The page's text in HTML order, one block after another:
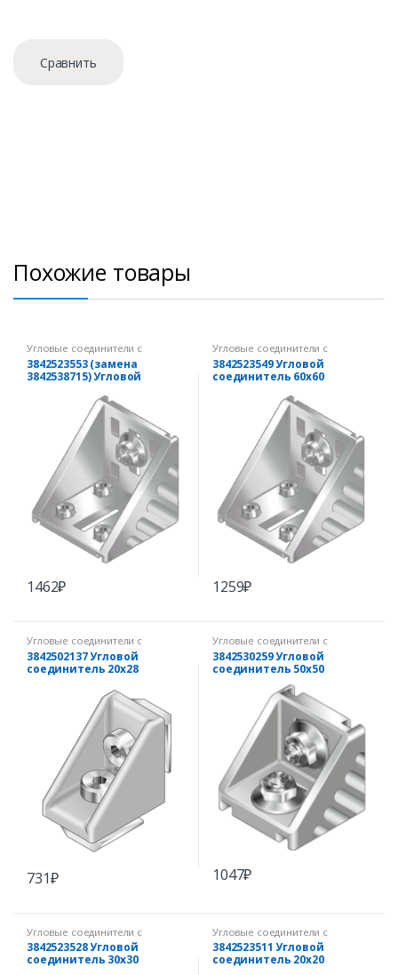
Сравнить
Похожие товары
Угловые соединители с
комплектом крепежа
3842523553 (замена
3842538715) Угловой
(комплект) 10 DesignLINE
1462₽
Угловые соединители с
комплектом крепежа
3842523549 Угловой
соединитель 60х60
1259₽
Угловые соединители с
комплектом крепежа
3842502137 Угловой
соединитель 20х28
731₽
Угловые соединители с
комплектом крепежа
3842530259 Угловой
соединитель 50х50
1047₽
Угловые соединители с
комплектом крепежа
3842523528 Угловой
соединитель 30х30
Угловые соединители с
комплектом крепежа
3842523511 Угловой
соединитель 20х20